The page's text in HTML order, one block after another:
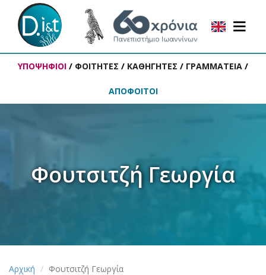
ΥΠΟΨΗΦΙΟΙ / ΦΟΙΤΗΤΕΣ / ΚΑΘΗΓΗΤΕΣ / ΓΡΑΜΜΑΤΕΙΑ /
ΑΠΟΦΟΙΤΟΙ
Φουτσιτζή Γεωργία
Αρχική Φουτσιτζή Γεωργία